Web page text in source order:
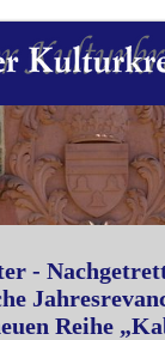
-
Reihe